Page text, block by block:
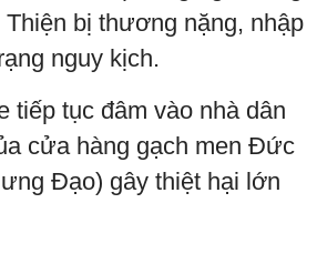
bị thương nặng, nhập
nguy kịch.
tiếp tục đâm vào nhà dân
cửa hàng gạch men Đức
Đạo) gây thiệt hại lớn